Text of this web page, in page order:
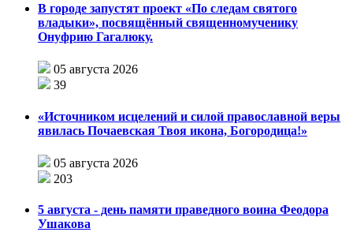
В городе запустят проект «По следам святого
владыки», посвящённый священномученику
Онуфрию Гагалюку.
05 августа 2026
39
«Источником исцелений и силой православной веры
явилась Почаевская Твоя икона, Богородица!»
05 августа 2026
203
5 августа - день памяти праведного воина Феодора
Ушакова